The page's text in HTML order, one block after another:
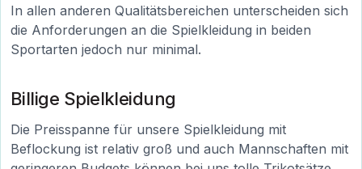
In allen anderen Qualitätsbereichen unterscheiden sich
die Anforderungen an die Spielkleidung in beiden
Sportarten jedoch nur minimal.
Billige Spielkleidung
Die Preisspanne für unsere Spielkleidung mit
Beflockung ist relativ groß und auch Mannschaften mit